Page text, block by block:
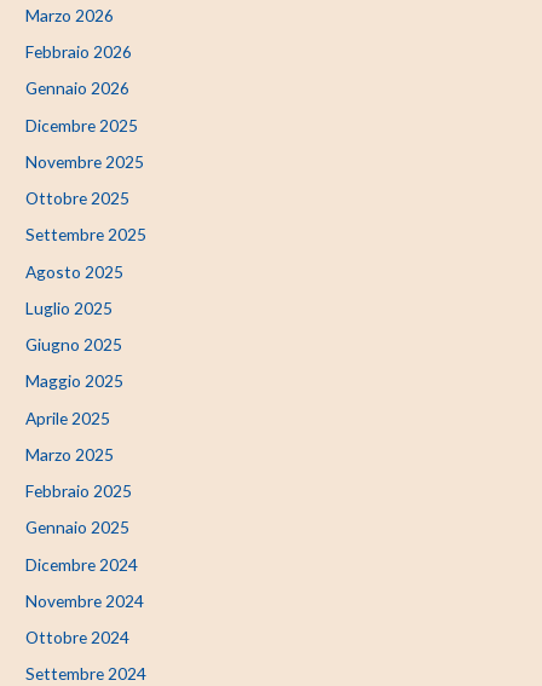
Marzo 2026
Febbraio 2026
Gennaio 2026
Dicembre 2025
Novembre 2025
Ottobre 2025
Settembre 2025
Agosto 2025
Luglio 2025
Giugno 2025
Maggio 2025
Aprile 2025
Marzo 2025
Febbraio 2025
Gennaio 2025
Dicembre 2024
Novembre 2024
Ottobre 2024
Settembre 2024